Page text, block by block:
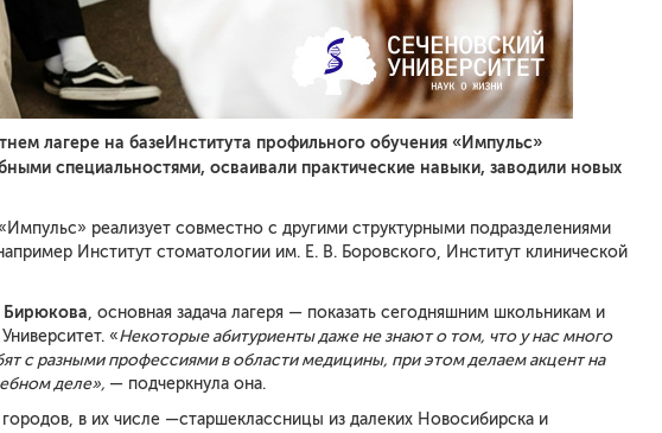
лагере на базеИнститута профильного обучения «Импульс»
специальностями, осваивали практические навыки, заводили новых
реализует совместно с другими структурными подразделениями
Институт стоматологии им. Е. В. Боровского, Институт клинической
Бирюкова, основная задача лагеря — показать сегодняшним школьникам и
«Некоторые абитуриенты даже не знают о том, что у нас много
с разными профессиями в области медицины, при этом делаем акцент на
деле», — подчеркнула она.
в их числе —старшеклассницы из далеких Новосибирска и